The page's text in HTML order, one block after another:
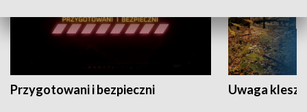
Przygotowani i bezpieczni Uwaga